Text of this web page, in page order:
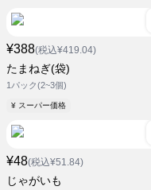
¥388(税込¥419.04)
たまねぎ(袋)
1パック(2~3個)
¥ スーパー価格
¥48(税込¥51.84)
じゃがいも